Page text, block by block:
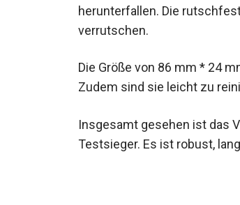
herunterfallen. Die
verrutschen.
Die Größe von 86 mm * 24
Zudem sind sie leicht zu
Insgesamt gesehen ist das
Testsieger. Es ist robust,